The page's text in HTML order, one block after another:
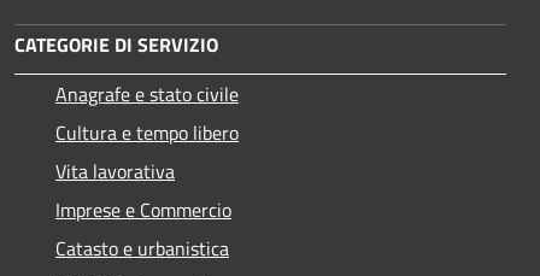
CATEGORIE DI SERVIZIO
Anagrafe e stato civile
Cultura e tempo libero
Vita lavorativa
Imprese e Commercio
Catasto e urbanistica